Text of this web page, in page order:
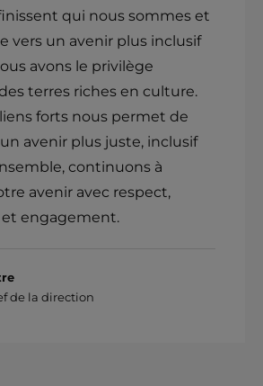
qui nous sommes et
vers un avenir plus inclusif
avons le privilège
terres riches en culture.
forts nous permet de
avenir plus juste, inclusif
continuons à
avenir avec respect,
engagement.
de la direction